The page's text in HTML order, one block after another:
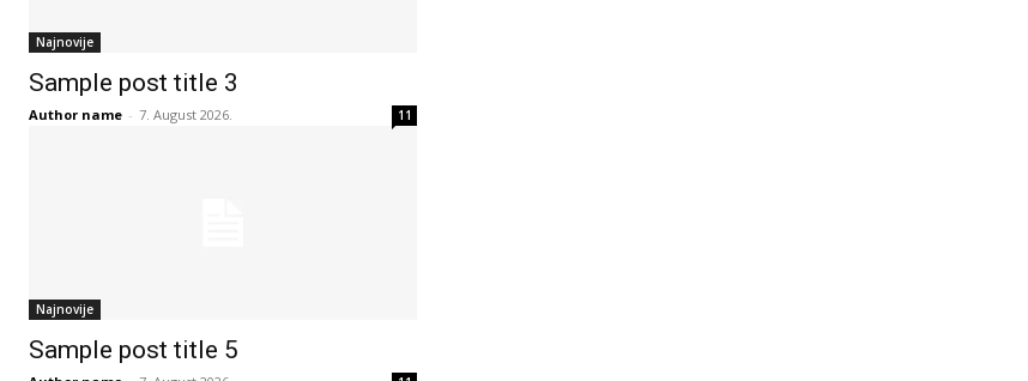
Najnovije
Sample post title 3
Author name - 7. August 2026. 11
Najnovije
Sample post title 5